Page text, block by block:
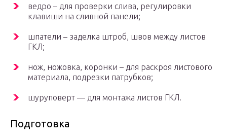
ведро – для проверки слива, регулировки
клавиши на сливной панели;
шпатели – заделка штроб, швов между листов
ГКЛ;
нож, ножовка, коронки – для раскроя листового
материала, подрезки патрубков;
шуруповерт — для монтажа листов ГКЛ.
Подготовка